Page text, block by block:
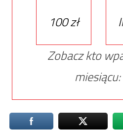
100 zł
Zobacz kto
miesiącu: